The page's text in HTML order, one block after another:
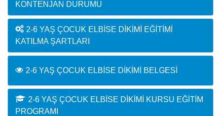
KONTENJAN DURUMU
2-6 YAŞ ÇOCUK ELBISE DIKIMI EĞITIMI
KATILMA ŞARTLARI
2-6 YAŞ ÇOCUK ELBISE DIKIMI BELGESI
2-6 YAŞ ÇOCUK ELBISE DIKIMI KURSU EĞITIM
PROGRAMI